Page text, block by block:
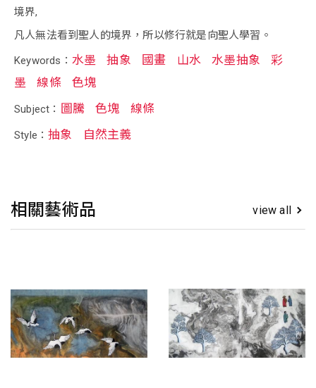
境界,
凡人無法看到聖人的境界，所以修行就是向聖人學習。
Keywords： 水墨 抽象 國畫 山水 水墨抽象
彩
墨
線條 色塊
Subject： 圖騰 色塊 線條
Style：抽象 自然主義
相關藝術品 view all